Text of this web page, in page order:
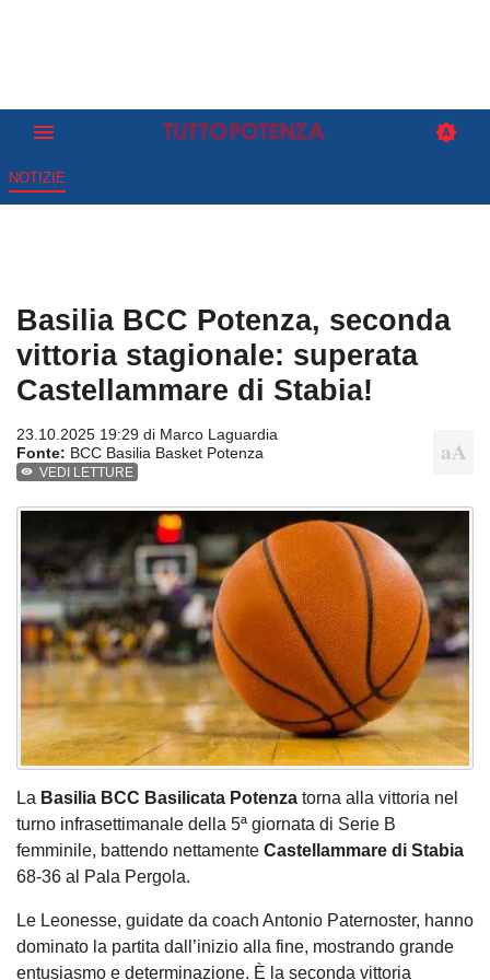
NOTIZIE
Basilia BCC Potenza, seconda
vittoria stagionale: superata
Castellammare di Stabia!
23.10.2025 19:29 di Marco Laguardia
Fonte: BCC Basilia Basket Potenza
VEDI LETTURE
La Basilia BCC Basilicata Potenza torna alla vittoria nel
turno infrasettimanale della 5ª giornata di Serie B
femminile, battendo nettamente Castellammare di Stabia
68-36 al Pala Pergola.
Le Leonesse, guidate da coach Antonio Paternoster, hanno
dominato la partita dall’inizio alla fine, mostrando grande
entusiasmo e determinazione. È la seconda vittoria